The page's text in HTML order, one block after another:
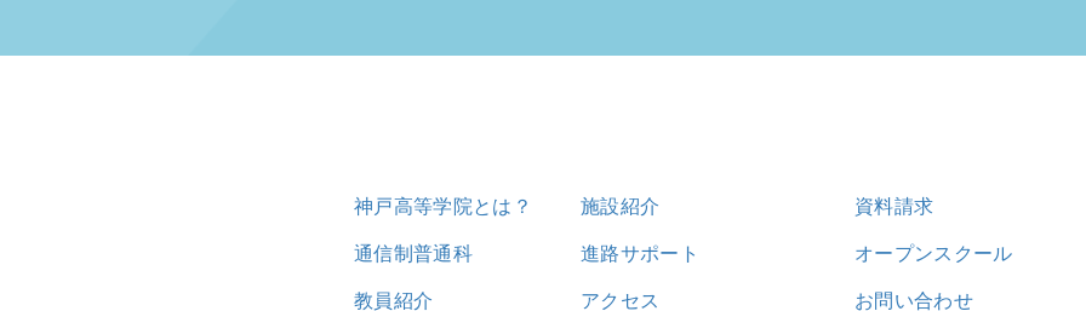
神戸高等学院とは？
通信制普通科
教員紹介
施設紹介
進路サポート
アクセス
資料請求
オープンスクール
お問い合わせ